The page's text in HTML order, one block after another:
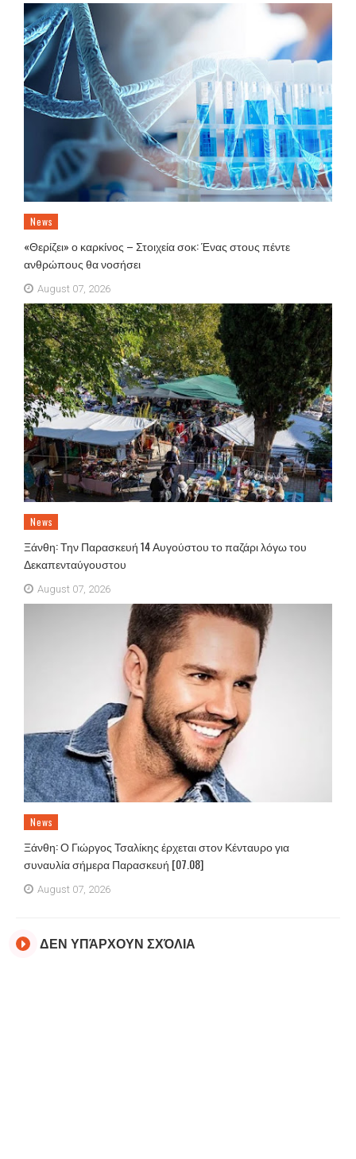
News
«Θερίζει» ο καρκίνος – Στοιχεία σοκ: Ένας στους πέντε
ανθρώπους θα νοσήσει
August 07, 2026
News
Ξάνθη: Την Παρασκευή 14 Αυγούστου το παζάρι λόγω του
Δεκαπενταύγουστου
August 07, 2026
News
Ξάνθη: Ο Γιώργος Τσαλίκης έρχεται στον Κένταυρο για
συναυλία σήμερα Παρασκευή [07.08]
August 07, 2026
ΔΕΝ ΥΠΆΡΧΟΥΝ ΣΧΌΛΙΑ